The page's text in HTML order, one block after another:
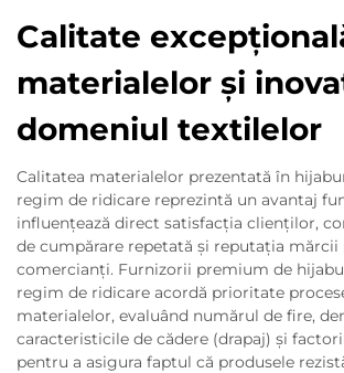
Calitate
materialelor și
domeniul textilelor
Calitatea materialelor prezentată în
regim de ridicare reprezintă un avantaj
influențează direct satisfacția clienților,
de cumpărare repetată și reputația mărcii
comercianți. Furnizorii premium de
regim de ridicare acordă prioritate
materialelor, evaluând numărul de fire,
caracteristicile de cădere (drapaj) și
pentru a asigura faptul că produsele